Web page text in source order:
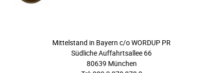
Mittelstand in Bayern c/o WORDUP PR
Südliche Auffahrtsallee 66
80639 München